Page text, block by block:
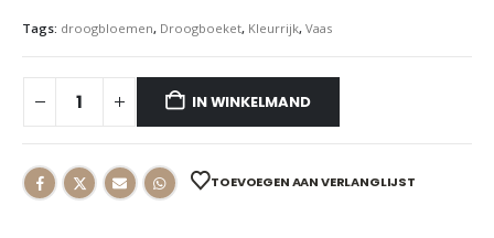
Tags: droogbloemen, Droogboeket, Kleurrijk, Vaas
IN WINKELMAND
TOEVOEGEN AAN VERLANGLIJST